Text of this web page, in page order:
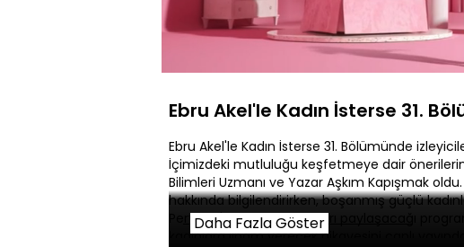
Yüklendi:
1.14%
Ebru Akel'le Kadın İsterse 31.
Ebru Akel'le Kadın İsterse 31. Bölümünde
İçimizdeki mutluluğu keşfetmeye dair
Bilimleri Uzmanı ve Yazar Aşkım Kapışmak
hakkında bilgilendirirken, boşanmış güçlü
Pervane'nin burç yorumları paylaşacağı
kadınlara ilham verecek hikayesini canlı yayında
Daha Fazla Göster